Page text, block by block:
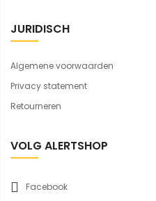
JURIDISCH
Algemene voorwaarden
Privacy statement
Retourneren
VOLG ALERTSHOP
Facebook